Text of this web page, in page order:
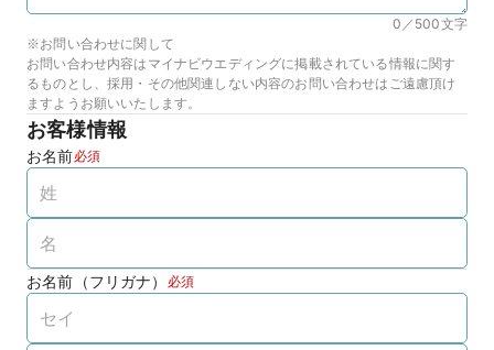
0／500文字
※お問い合わせに関して
お問い合わせ内容はマイナビウエディングに掲載されている情報に関す
るものとし、採用・その他関連しない内容のお問い合わせはご遠慮頂け
ますようお願いいたします。
お客様情報
お名前必須
お名前（フリガナ） 必須